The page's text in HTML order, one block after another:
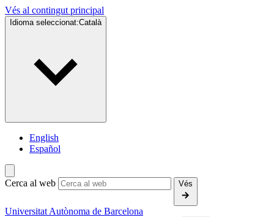
Vés al contingut principal
Idioma seleccionat:Català
English
Español
Cerca al web Vés
Universitat Autònoma de Barcelona